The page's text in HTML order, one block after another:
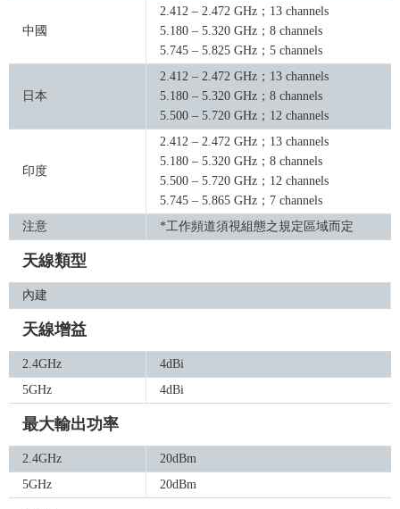
中國
2.412 – 2.472 GHz；13 channels
5.180 – 5.320 GHz；8 channels
5.745 – 5.825 GHz；5 channels
日本
2.412 – 2.472 GHz；13 channels
5.180 – 5.320 GHz；8 channels
5.500 – 5.720 GHz；12 channels
印度
2.412 – 2.472 GHz；13 channels
5.180 – 5.320 GHz；8 channels
5.500 – 5.720 GHz；12 channels
5.745 – 5.865 GHz；7 channels
注意
*工作頻道須視組態之規定區域而定
天線類型
內建
天線增益
2.4GHz
4dBi
5GHz
4dBi
最大輸出功率
2.4GHz
20dBm
5GHz
20dBm